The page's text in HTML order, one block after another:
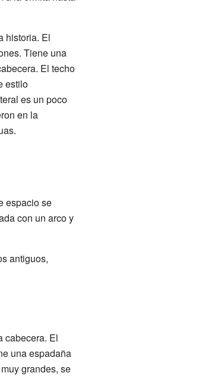
historia. El
Tiene una
El techo
estilo
es un poco
en la
espacio se
con un arco y
antiguos,
cabecera. El
una espadaña
grandes, se